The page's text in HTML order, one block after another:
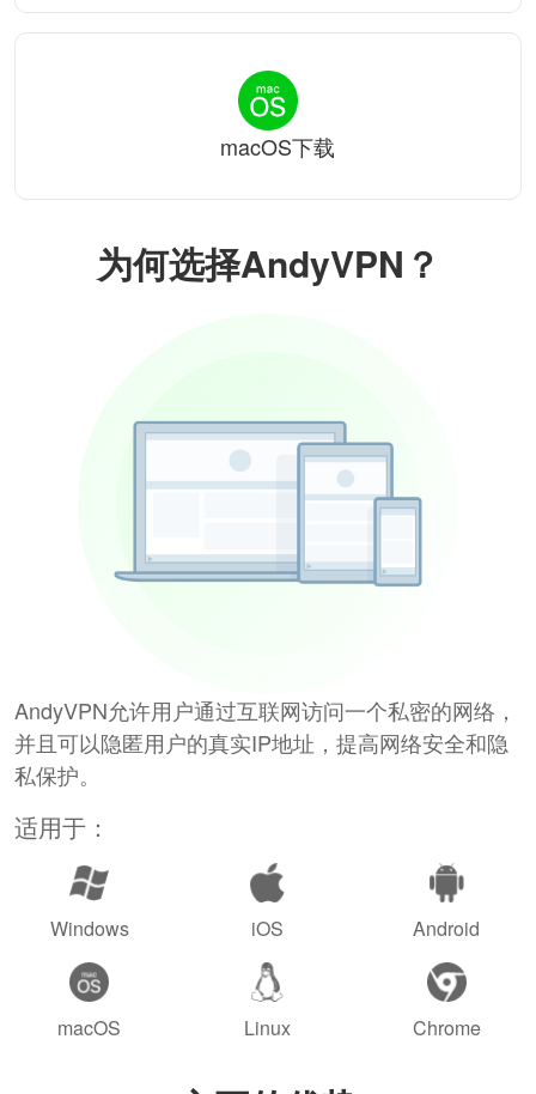
为何选择AndyVPN？
AndyVPN允许用户通过互联网访问一个私密的网络，
并且可以隐匿用户的真实IP地址，提高网络安全和隐
私保护。
适用于：
Windows iOS Android
macOS Linux Chrome
macOS下载